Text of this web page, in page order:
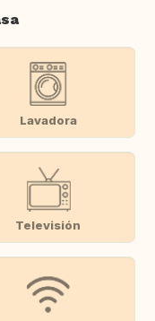
Lavadora
Televisión